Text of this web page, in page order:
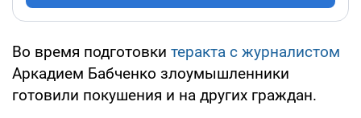
Во время подготовки теракта с журналистом
Аркадием Бабченко злоумышленники
готовили покушения и на других граждан.